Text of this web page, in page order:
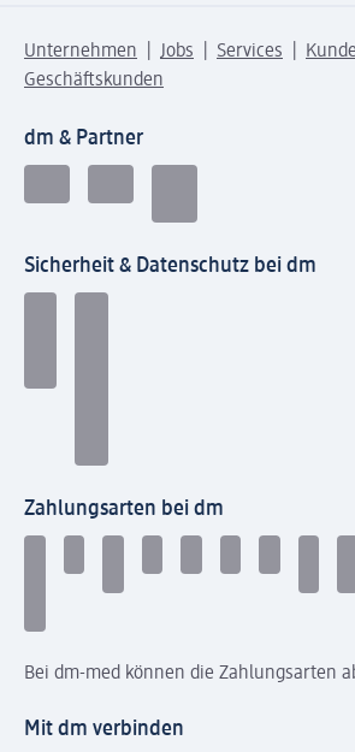
Unternehmen Jobs Services
Geschäftskunden
dm & Partner
Sicherheit & Datenschutz bei dm
Zahlungsarten bei dm
Bei dm-med können die Zahlungsarten
Mit dm verbinden